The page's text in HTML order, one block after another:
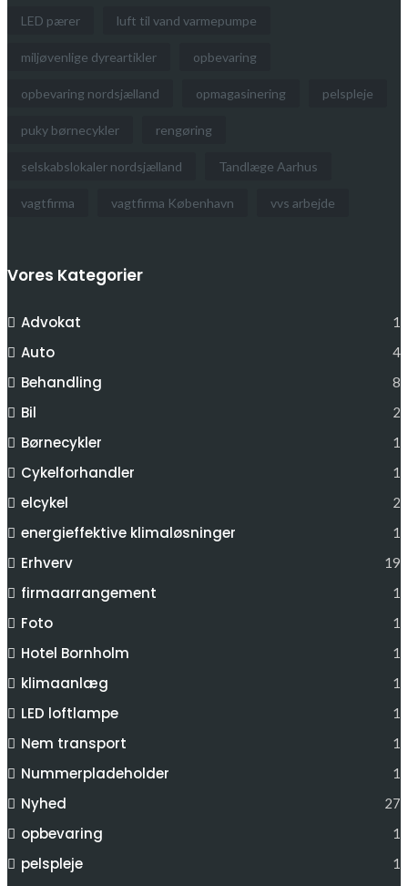
LED pærer luft til vand varmepumpe
miljøvenlige dyreartikler opbevaring
opbevaring nordsjælland opmagasinering pelspleje
puky børnecykler rengøring
selskabslokaler nordsjælland Tandlæge Aarhus
vagtfirma vagtfirma København vvs arbejde
Vores Kategorier
Advokat 1
Auto 4
Behandling 8
Bil 2
Børnecykler 1
Cykelforhandler 1
elcykel 2
energieffektive klimaløsninger 1
Erhverv 19
firmaarrangement 1
Foto 1
Hotel Bornholm 1
klimaanlæg 1
LED loftlampe 1
Nem transport 1
Nummerpladeholder 1
Nyhed 27
opbevaring 1
pelspleje 1